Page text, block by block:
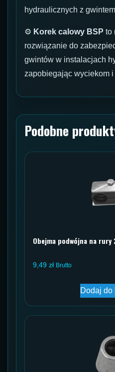
hydraulicznych z
⚙ Korek calowy BSP to
rozwiązanie do
gwintów w instalacjach
zapobiegając wyciekom
Podobne
Obejma podwójna na rury
9,49 zł Brutto
Dodaj do